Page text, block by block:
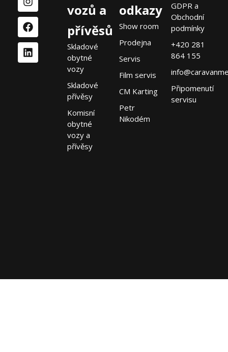
vozů a
přívěsů
Skladové
obytné
vozy
Skladové
přívěsy
Komisní
obytné
vozy a
přívěsy
odkazy
Show room
Prodejna
Servis
Film servis
CM Karting
Petr
Nikodém
GDPR a
Obchodní
podmínky
+420 281
864 155
Připomenutí
servisu